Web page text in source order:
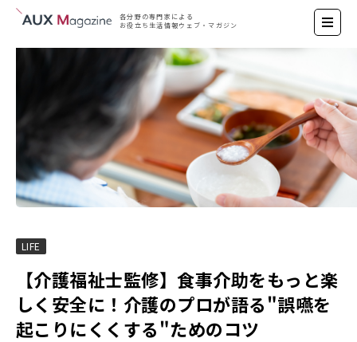
各分野の専門家による
お役立ち生活情報ウェブ・ マガジン
LIFE
【介護福祉士監修】食事介助をもっと楽
しく安全に！介護のプロが語る"誤嚥を
起こりにくくする"ためのコツ